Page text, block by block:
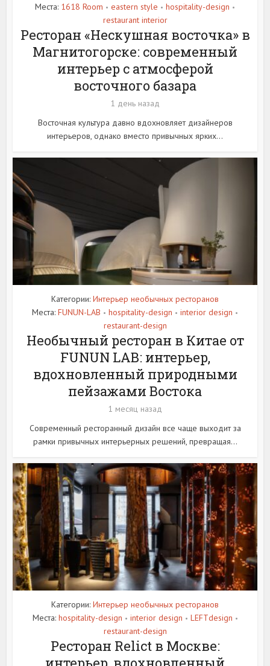
Места: 1618 Room • eastern style • hospitality-design •
restaurant interior
Ресторан «Нескушная восточка» в
Магнитогорске: современный
интерьер с атмосферой
восточного базара
1 день назад
Восточная культура давно вдохновляет дизайнеров
интерьеров, однако вместо привычных ярких...
Категории: Интерьер необычных ресторанов
Места: FUNUN-LAB • hospitality-design • interior design •
restaurant-design
Необычный ресторан в Китае от
FUNUN LAB: интерьер,
вдохновленный природными
пейзажами Востока
1 месяц назад
Современный ресторанный дизайн все чаще выходит за
рамки привычных интерьерных решений, превращая...
Категории: Интерьер необычных ресторанов
Места: hospitality-design • interior design • LEFTdesign •
restaurant-design
Ресторан Relict в Москве: